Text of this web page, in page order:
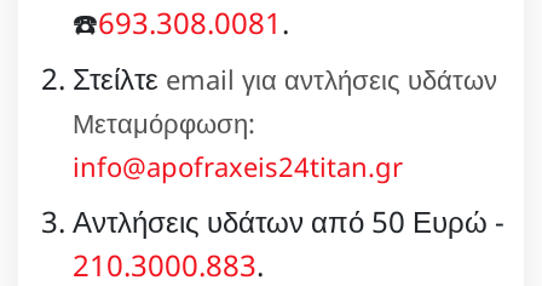
☎️693.308.0081.
Στείλτε email για αντλήσεις υδάτων
Μεταμόρφωση:
info@apofraxeis24titan.gr
Αντλήσεις υδάτων από 50 Ευρώ -
210.3000.883.